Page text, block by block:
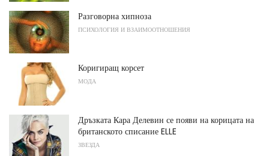
Разговорна хипноза
ПСИХОЛОГИЯ И ВЗАИМООТНОШЕНИЯ
Коригиращ корсет
МОДА
Дръзката Кара Делевин се появи на корицата на
британското списание ELLE
ЗВЕЗДА